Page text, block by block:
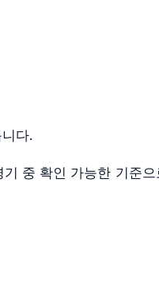
다.
중 확인 가능한 기준